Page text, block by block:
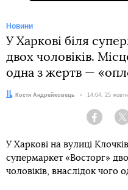
Новини
У Харкові біля
двох чоловіків.
одна з жертв —
Автор:Костя Андрейковець Дата:
14:04, 25
У Харкові на вулиці
супермаркет «Восторг»
чоловіків, внаслідок чого